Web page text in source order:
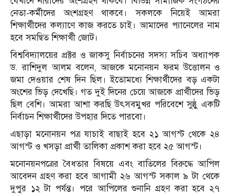
নেতা-কর্মীদের অংশগ্রহণ থাকবে। সকলকে নিয়েই আমরা
শিক্ষার্থীদের কল্যাণে কাজ করতে চাই। আমাদের প্যানেলের নাম
হবে সমন্বিত শিক্ষার্থী জোট।
বিশ্ববিদ্যালয়ের প্রক্টর ও জাকসু নির্বাচনের সদস্য সচিব অধ্যাপক
ড. রাশিদুল আলম বলেন, আজকে মনোনয়ন ফরম উত্তোলন ও
জমা দেওয়ার শেষ দিন ছিল। ইতোমধ্যে শিক্ষার্থীদের বড় একটা
অংশের ভিড় দেখেছি। গত দুই দিনের চেয়ে আজকে প্রার্থীদের ভিড়
ছিল বেশি। আমরা আশা করছি উৎসবমুখর পরিবেশে সুষ্ঠু একটি
নির্বাচন শিক্ষার্থীদের উপহার দিতে পারবো।
এছাড়া মনোনয়ন পত্র যাচাই বাছাই হবে ২১ আগস্ট থেকে ২৪
আগস্ট ও খসড়া প্রার্থী তালিকা প্রকাশ করা হবে ২৫ আগস্ট।
মনোনয়নপত্রের বৈধতার বিষয়ে এবং বাতিলের বিরুদ্ধে আপিল
আবেদন গ্রহণ করা হবে আগামী ২৬ আগস্ট সকাল ৯ টা থেকে
দুপুর ১২ টা পর্যন্ত। পরে আপিলের শুনানি গ্রহণ করা হবে ২৭